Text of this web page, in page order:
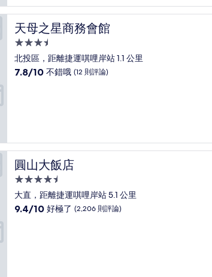
棒
了，
(820
則
評
論)
天母之星商務會館
天母之星商務會館
3.5
星
級
北投區，距離捷運唭哩岸站 1.1 公里
7.8
錯
哦，
(12
則
評
論)
7.8/10 不錯哦 (12 則評論)
圓山大飯店
圓山大飯店
4.5
星
級
大直，距離捷運唭哩岸站 5.1 公里
9.4
9.4/10 好極了 (2,206 則評論)